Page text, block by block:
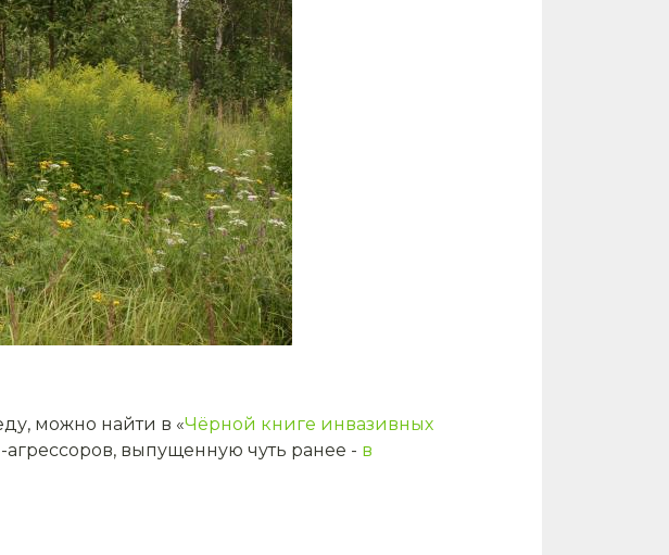
можно найти в «Чёрной книге инвазивных
выпущенную чуть ранее - в